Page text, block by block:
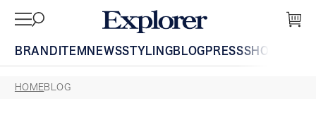
BRANDITEMNEWSSTYLINGBLOGPRESSSHOP
HOMEBLOG